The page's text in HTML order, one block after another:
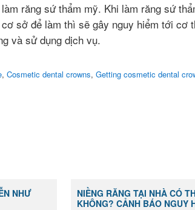
răng sứ thẩm mỹ. Khi làm răng sứ
sở để làm thì sẽ gây nguy hiểm tới
và sử dụng dịch vụ.
, Cosmetic dental crowns, Getting cosmetic dental
NHƯ
NIỀNG RĂNG TẠI NHÀ CÓ
KHÔNG? CẢNH BÁO NGUY